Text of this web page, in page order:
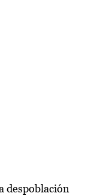
despoblación